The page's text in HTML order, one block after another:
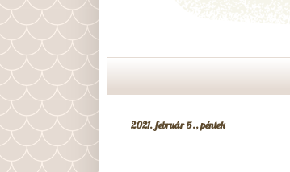
2021. február 5., péntek